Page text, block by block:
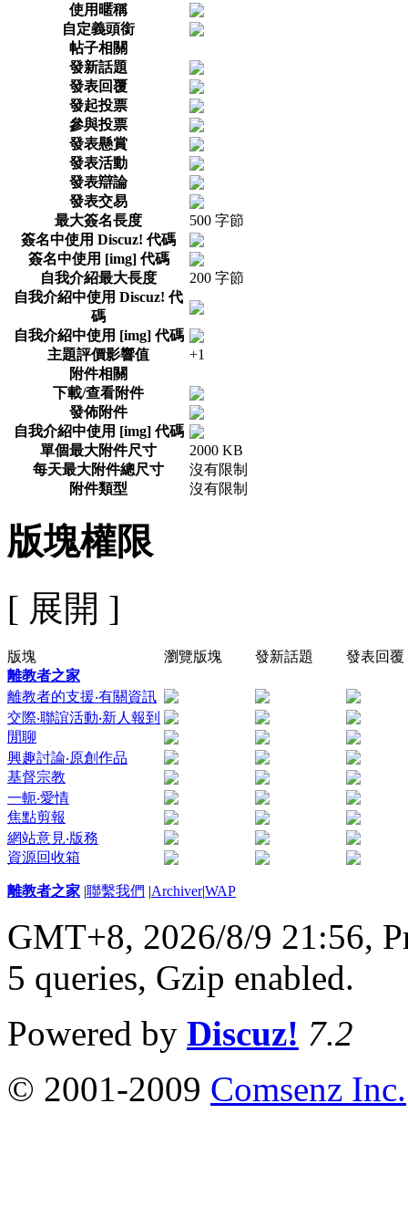
使用暱稱
自定義頭銜
帖子相關
發新話題
發表回覆
發起投票
參與投票
發表懸賞
發表活動
發表辯論
發表交易
最大簽名長度
500 字節
簽名中使用 Discuz! 代碼
簽名中使用 [img] 代碼
自我介紹最大長度
200 字節
自我介紹中使用 Discuz! 代
碼
自我介紹中使用 [img] 代碼
主題評價影響值
+1
附件相關
下載/查看附件
發佈附件
自我介紹中使用 [img] 代碼
單個最大附件尺寸
2000 KB
每天最大附件總尺寸
沒有限制
附件類型
沒有限制
版塊權限
[ 展開 ]
版塊 瀏覽版塊 發新話題
發表回覆
離教者之家
離教者的支援‧有關資訊
交際‧聯誼活動‧新人報到
閒聊
興趣討論‧原創作品
基督宗教
一軛‧愛情
焦點剪報
網站意見‧版務
資源回收箱
離教者之家 |聯繫我們 |Archiver|WAP
GMT+8, 2026/8/9 21:56,
5 queries, Gzip enabled.
Powered by Discuz! 7.2
© 2001-2009 Comsenz Inc.